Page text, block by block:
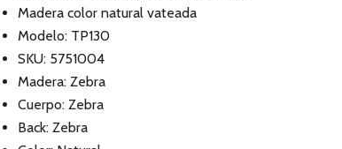
Madera color natural vateada
Modelo: TP130
SKU: 5751004
Madera: Zebra
Cuerpo: Zebra
Back: Zebra